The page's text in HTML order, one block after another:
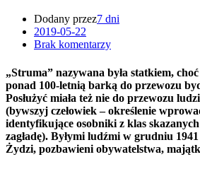
Dodany przez7 dni
2019-05-22
Brak komentarzy
„Struma” nazywana była statkiem,
ponad 100-letnią barką do przewozu
Posłużyć miała też nie do przewozu
(bywszyj czełowiek – określenie
identyfikujące osobniki z klas
zagładę). Byłymi ludźmi w grudniu
Żydzi, pozbawieni obywatelstwa,